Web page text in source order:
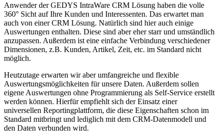
Anwender der GEDYS IntraWare CRM Lösung haben die volle
360° Sicht auf Ihre Kunden und Interessenten. Das erwartet man
auch von einer CRM Lösung. Natürlich sind hier auch einige
Auswertungen enthalten. Diese sind aber eher starr und umständlich
anzupassen. Außerdem ist eine einfache Verbindung verschiedener
Dimensionen, z.B. Kunden, Artikel, Zeit, etc. im Standard nicht
möglich.
Heutzutage erwarten wir aber umfangreiche und flexible
Auswertungsmöglichkeiten für unsere Daten. Außerdem sollen
eigene Auswertungen ohne Programmierung als Self-Service erstellt
werden können. Hierfür empfiehlt sich der Einsatz einer
universellen Reportingplattform, die diese Eigenschaften schon im
Standard mitbringt und lediglich mit dem CRM-Datenmodell und
den Daten verbunden wird.